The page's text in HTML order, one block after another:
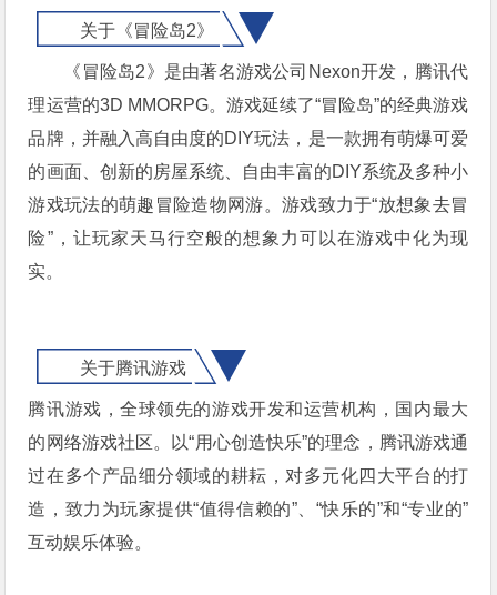
关于《冒险岛2》
《冒险岛2》是由著名游戏公司Nexon开发，腾讯代
理运营的3D MMORPG。游戏延续了“冒险岛”的经典游戏
品牌，并融入高自由度的DIY玩法，是一款拥有萌爆可爱
的画面、创新的房屋系统、自由丰富的DIY系统及多种小
游戏玩法的萌趣冒险造物网游。游戏致力于“放想象去冒
险”，让玩家天马行空般的想象力可以在游戏中化为现
实。
关于腾讯游戏
腾讯游戏，全球领先的游戏开发和运营机构，国内最大
的网络游戏社区。以“用心创造快乐”的理念，腾讯游戏通
过在多个产品细分领域的耕耘，对多元化四大平台的打
造，致力为玩家提供“值得信赖的”、“快乐的”和“专业的”
互动娱乐体验。